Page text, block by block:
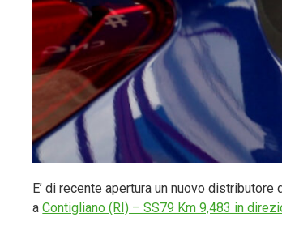
E’ di recente apertura un nuovo
aContigliano (RI) – SS79 Km 9,483 in